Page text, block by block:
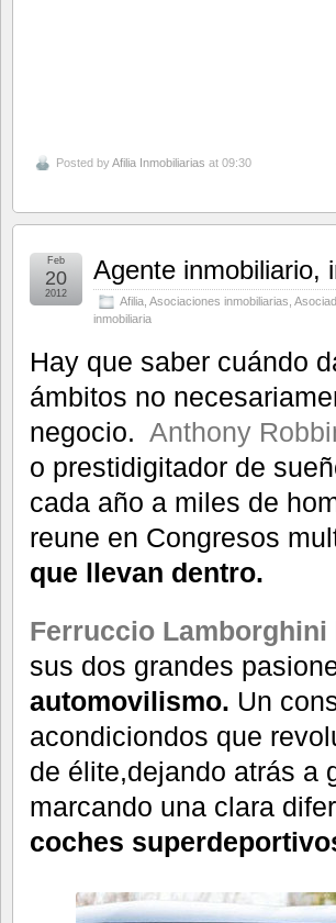
Posted byAfilia Inmobiliarias at 09:30
Agente inmobiliario,
Afilia Asociaciones inmobiliarias
inmobiliaria
Feb
20
2012
Hay que saber cuándo
ámbitos no
negocio. Anthony
o prestidigitador de
cada año a miles de
reune en Congresos
que llevan dentro.
Ferruccio Lamborghini
sus dos grandes
automovilismo. Un
acondiciondos que
de élite,dejando atrás a
marcando una clara
coches